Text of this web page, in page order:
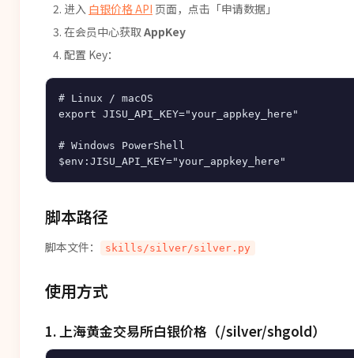
进入 白银价格 API 页面，点击「申请数据」
在会员中心获取AppKey
配置 Key：
# Linux / macOS
export JISU_API_KEY="your_appkey_here"
# Windows PowerShell
脚本路径
脚本文件： skills/silver/silver.py
使用方式
1. 上海黄金交易所白银价格（/silver/shgold）